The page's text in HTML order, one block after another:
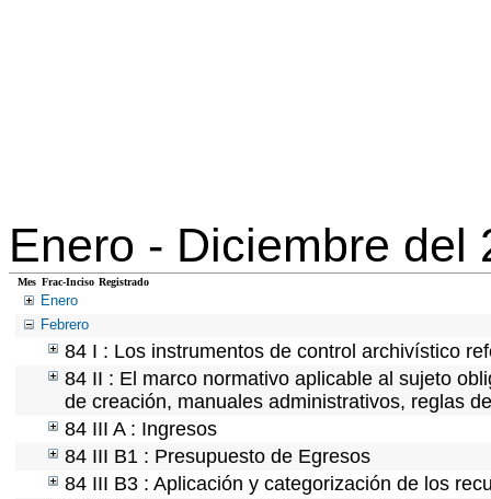
Enero - Diciembre del
Mes Frac-Inciso Registrado
Enero
Febrero
84 I : Los instrumentos de control archivístico
84 II : El marco normativo aplicable al sujeto
de creación, manuales administrativos, reglas
84 III A : Ingresos
84 III B1 : Presupuesto de Egresos
84 III B3 : Aplicación y categorización de los